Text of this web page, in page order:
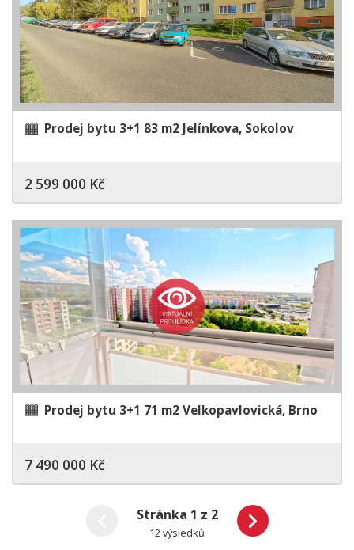
Prodej bytu 3+1 83 m2 Jelínkova, Sokolov
2 599 000 Kč
Prodej bytu 3+1 71 m2 Velkopavlovická, Brno
7 490 000 Kč
Stránka 1 z 2
12 výsledků